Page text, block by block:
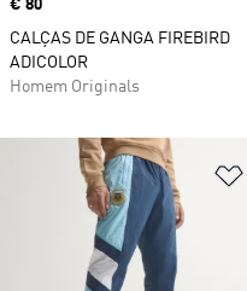
Price
€ 80
CALÇAS DE GANGA FIREBIRD
ADICOLOR
Homem Originals